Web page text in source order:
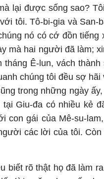
lại được sống sao?
tôi. Tô-bi-gia và San-
nó có cớ đồn tiếng
mà hai người đã làm;
Ê-lun, vách
chúng tôi đều sợ
trong những ngày
Giu-đa có nhiều kẻ
gái của Mê-su-
các lời của tôi.
biết rõ thật họ đã làm